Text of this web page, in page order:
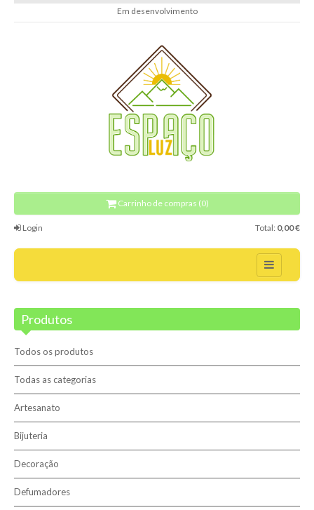
Em desenvolvimento
Carrinho de compras (0)
Login Total: 0,00 €
Blog
Promoções
Novidades
Terapias
Contactos
Sobre nós
Produtos
Todos os produtos
Todas as categorias
Artesanato
Bijuteria
Decoração
Defumadores